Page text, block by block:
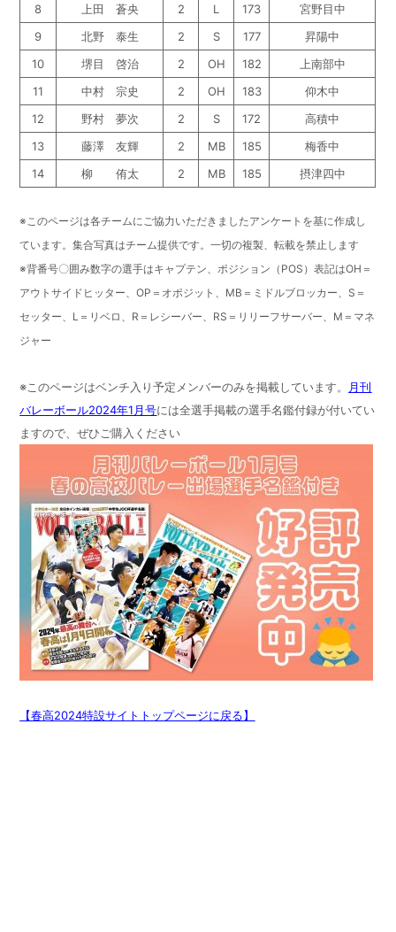
8
上田 蒼央 2 L 173
宮野目中
9
北野 泰生 2 S 177
昇陽中
10
堺目 啓治 2 OH 182
上南部中
11
中村 宗史 2 OH 183
仰木中
12
野村 夢次 2 S 172
高積中
13
藤澤 友輝 2 MB 185
梅香中
14
柳 侑太 2 MB 185 摂津四中
※このページは各チームにご協力いただきましたアンケートを基に作成し
ています。集合写真はチーム提供です。一切の複製、転載を禁止します
※背番号〇囲み数字の選手はキャプテン、 ポジション（POS）表記はOH＝
アウトサイドヒッター、OP＝オポジット、MB＝ミドルブロッカー、S＝
セッター、L＝リベロ、R＝レシーバー、RS＝リリーフサーバー、M＝マネ
ジャー
※このページはベンチ入り予定メンバーのみを掲載しています。
月刊
バレーボール2024年1月号には全選手掲載の選手名鑑付録が付いてい
ますので、ぜひご購入ください
【春高2024特設サイトトップページに戻る】